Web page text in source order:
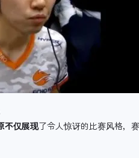
不仅展现了令人惊讶的比赛风格，